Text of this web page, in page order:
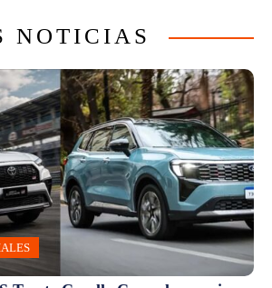
NOTICIAS